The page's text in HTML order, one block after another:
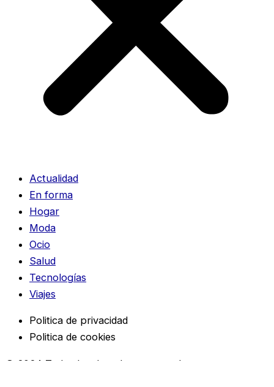
Actualidad
En forma
Hogar
Moda
Ocio
Salud
Tecnologías
Viajes
Politica de privacidad
Politica de cookies
© 2024 Todos los derechos reservados